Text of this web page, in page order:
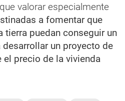
valorar especialmente
a fomentar que
tierra puedan conseguir un
un proyecto de
precio de la vivienda